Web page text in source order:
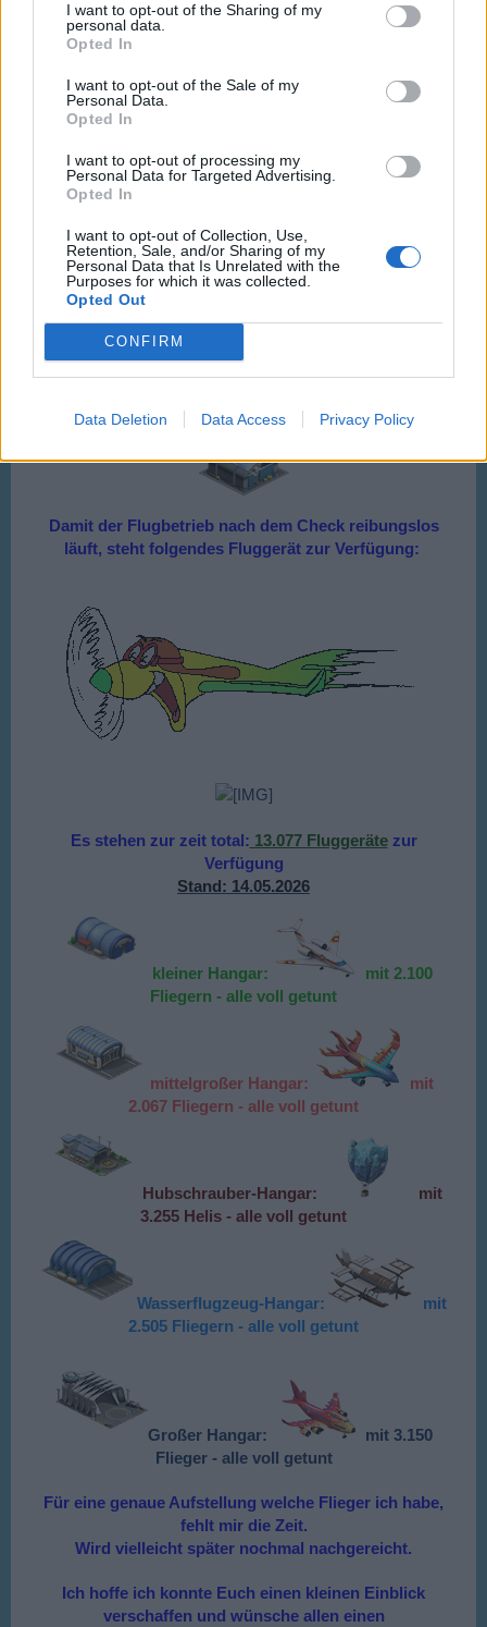
I want to opt-out of the Sharing of my
personal data.
Opted In
I want to opt-out of the Sale of my
Personal Data.
Opted In
I want to opt-out of processing my
Personal Data for Targeted Advertising.
Opted In
I want to opt-out of Collection, Use,
Retention, Sale, and/or Sharing of my
Personal Data that Is Unrelated with the
Purposes for which it was collected.
Opted Out
CONFIRM
Data Deletion Data Access Privacy Policy
in unseren
und für Freizeitaktivitäten wurde auch gesorgt. Viele
davon sind leider dem Umbau zum Opfer gefallen.
Bevor der Flugbetrieb beginnt müssen die Flugzeuge
eingerichteten Werkstatt.
Damit der Flugbetrieb nach dem Check reibungslos
läuft, steht folgendes Fluggerät zur Verfügung:
Es stehen zur zeit total: 13.077 Fluggerätezur
Verfügung
Stand: 14.05.2026
kleiner Hangar:
mit 2.100
Fliegern - alle voll getunt
mittelgroßer Hangar:
mit
2.067 Fliegern - alle voll getunt
Hubschrauber-Hangar:
mit
3.255 Helis - alle voll getunt
Wasserflugzeug-Hangar:
mit
2.505 Fliegern - alle voll getunt
Großer Hangar:
mit 3.150
Flieger - alle voll getunt
Für eine genaue Aufstellung welche Flieger ich habe,
fehlt mir die Zeit.
Wird vielleicht später nochmal nachgereicht.
Ich hoffe ich konnte Euch einen kleinen Einblick
verschaffen und wünsche allen einen